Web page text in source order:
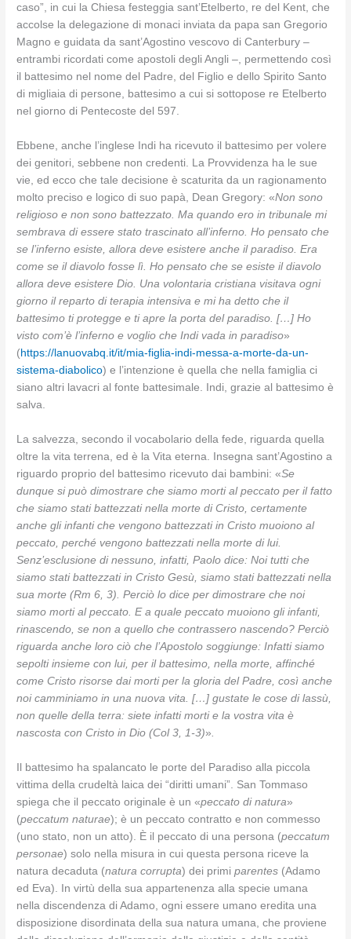
caso”, in cui la Chiesa festeggia sant’Etelberto, re del Kent, che
accolse la delegazione di monaci inviata da papa san Gregorio
Magno e guidata da sant’Agostino vescovo di Canterbury –
entrambi ricordati come apostoli degli Angli –, permettendo così
il battesimo nel nome del Padre, del Figlio e dello Spirito Santo
di migliaia di persone, battesimo a cui si sottopose re Etelberto
nel giorno di Pentecoste del 597.
Ebbene, anche l’inglese Indi ha ricevuto il battesimo per volere
dei genitori, sebbene non credenti. La Provvidenza ha le sue
vie, ed ecco che tale decisione è scaturita da un ragionamento
molto preciso e logico di suo papà, Dean Gregory: «Non sono
religioso e non sono battezzato. Ma quando ero in tribunale mi
sembrava di essere stato trascinato all’inferno. Ho pensato che
se l’inferno esiste, allora deve esistere anche il paradiso. Era
come se il diavolo fosse lì. Ho pensato che se esiste il diavolo
allora deve esistere Dio. Una volontaria cristiana visitava ogni
giorno il reparto di terapia intensiva e mi ha detto che il
battesimo ti protegge e ti apre la porta del paradiso. […] Ho
visto com’è l’inferno e voglio che Indi vada in paradiso»
(https://lanuovabq.it/it/mia-figlia-indi-messa-a-morte-da-un-
sistema-diabolico) e l’intenzione è quella che nella famiglia ci
siano altri lavacri al fonte battesimale. Indi, grazie al battesimo è
salva.
La salvezza, secondo il vocabolario della fede, riguarda quella
oltre la vita terrena, ed è la Vita eterna. Insegna sant’Agostino a
riguardo proprio del battesimo ricevuto dai bambini: «Se
dunque si può dimostrare che siamo morti al peccato per il fatto
che siamo stati battezzati nella morte di Cristo, certamente
anche gli infanti che vengono battezzati in Cristo muoiono al
peccato, perché vengono battezzati nella morte di lui.
Senz’esclusione di nessuno, infatti, Paolo dice: Noi tutti che
siamo stati battezzati in Cristo Gesù, siamo stati battezzati nella
sua morte (Rm 6, 3). Perciò lo dice per dimostrare che noi
siamo morti al peccato. E a quale peccato muoiono gli infanti,
rinascendo, se non a quello che contrassero nascendo? Perciò
riguarda anche loro ciò che l’Apostolo soggiunge: Infatti siamo
sepolti insieme con lui, per il battesimo, nella morte, affinché
come Cristo risorse dai morti per la gloria del Padre, così anche
noi camminiamo in una nuova vita. […] gustate le cose di lassù,
non quelle della terra: siete infatti morti e la vostra vita è
nascosta con Cristo in Dio (Col 3, 1-3)»
Il battesimo ha spalancato le porte del Paradiso alla piccola
vittima della crudeltà laica dei “diritti umani”. San Tommaso
spiega che il peccato originale è un «peccato di natura»
(peccatum naturae); è un peccato contratto e non commesso
(uno stato, non un atto). È il peccato di una persona (peccatum
personae) solo nella misura in cui questa persona riceve la
natura decaduta (natura corrupta) dei primiparentes (Adamo
ed Eva). In virtù della sua appartenenza alla specie umana
nella discendenza di Adamo, ogni essere umano eredita una
disposizione disordinata della sua natura umana, che proviene